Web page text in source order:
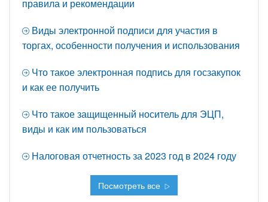
правила и рекомендации
Виды электронной подписи для участия в
торгах, особенности получения и использования
Что такое электронная подпись для госзакупок
и как ее получить
Что такое защищенный носитель для ЭЦП,
виды и как им пользоваться
Налоговая отчетность за 2023 год в 2024 году
Посмотреть все